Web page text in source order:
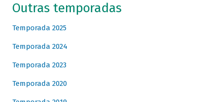
Outras temporadas
Temporada 2025
Temporada 2024
Temporada 2023
Temporada 2020